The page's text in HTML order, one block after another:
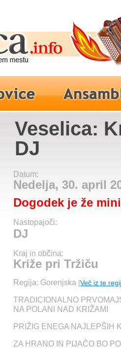
Veselica:
DJ
Datum:
Nedelja, 30. april
Dogodek je že
Nastopajoči:
DJ
Kraj in občina:
Križe pri Tržiču
Regija: Gorenjska [Več iz te
TRADICIONALNO
NA POLANI NAD KRIŽAMI
PRIŽIG ENEGA NAJLEPŠIH
ZA HRANO IN PIJAČO BO